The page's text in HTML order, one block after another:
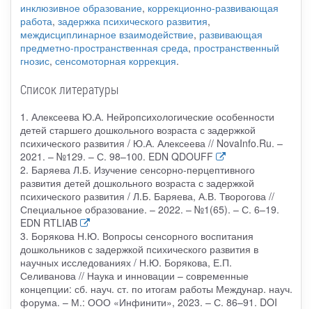
инклюзивное образование, коррекционно-развивающая
работа, задержка психического развития,
междисциплинарное взаимодействие, развивающая
предметно-пространственная среда, пространственный
гнозис, сенсомоторная коррекция.
Список литературы
1. Алексеева Ю.А. Нейропсихологические особенности
детей старшего дошкольного возраста с задержкой
психического развития / Ю.А. Алексеева // NovaInfo.Ru. –
2021. – №129. – С. 98–100. EDN QDOUFF
2. Баряева Л.Б. Изучение сенсорно-перцептивного
развития детей дошкольного возраста с задержкой
психического развития / Л.Б. Баряева, А.В. Творогова //
Специальное образование. – 2022. – №1(65). – С. 6–19.
EDN RTLIAB
3. Борякова Н.Ю. Вопросы сенсорного воспитания
дошкольников с задержкой психического развития в
научных исследованиях / Н.Ю. Борякова, Е.П.
Селиванова // Наука и инновации – современные
концепции: сб. науч. ст. по итогам работы Междунар. науч.
форума. – М.: ООО «Инфинити», 2023. – С. 86–91. DOI